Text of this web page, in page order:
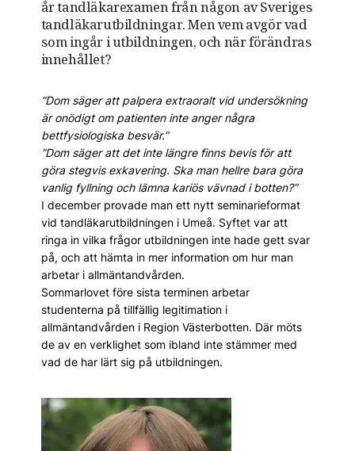
år tandläkarexamen från någon av Sveriges
tandläkarutbildningar. Men vem avgör vad
som ingår i utbildningen, och när förändras
innehållet?
”Dom säger att palpera extraoralt vid undersökning
är onödigt om patienten inte anger några
bettfysiologiska besvär.”
”Dom säger att det inte längre finns bevis för att
göra stegvis exkavering. Ska man hellre bara göra
vanlig fyllning och lämna kariös vävnad i botten?”
I december provade man ett nytt seminarieformat
vid tandläkarutbildningen i Umeå. Syftet var att
ringa in vilka frågor utbildningen inte hade gett svar
på, och att hämta in mer information om hur man
arbetar i allmäntandvården.
Sommarlovet före sista terminen arbetar
studenterna på tillfällig legitimation i
allmäntandvården i Region Västerbotten. Där möts
de av en verklighet som ibland inte stämmer med
vad de har lärt sig på utbildningen.